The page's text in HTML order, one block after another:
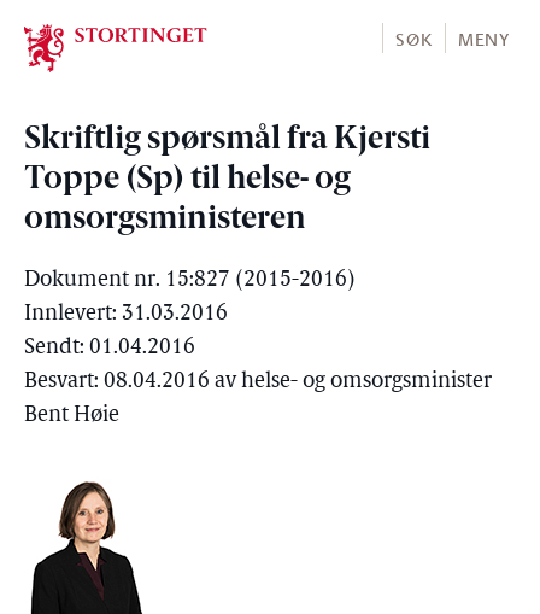
Stortinget.no
SØK MENY
Skriftlig spørsmål fra Kjersti
Toppe (Sp) til helse- og
omsorgsministeren
Dokument nr. 15:827 (2015-2016)
Innlevert: 31.03.2016
Sendt: 01.04.2016
Besvart: 08.04.2016 av helse- og omsorgsminister
Bent Høie